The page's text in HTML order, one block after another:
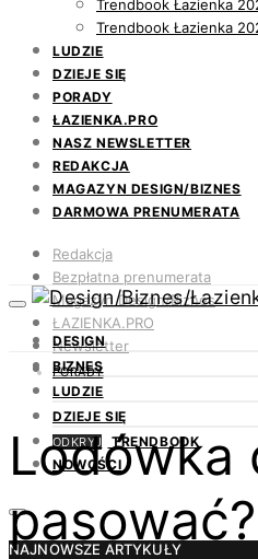
Trendbook Łazienka
Trendbook Łazienka
LUDZIE
DZIEJE SIĘ
PORADY
ŁAZIENKA.PRO
NASZ NEWSLETTER
REDAKCJA
MAGAZYN DESIGN/BIZNES
DARMOWA PRENUMERATA
Redakcja
Bezpłatna prenumerata
Magazyn Design/Biznes
ŁAZIENKA.PRO
Newsletter
Kontakt
DESIGN
BIZNES
LUDZIE
DZIEJE SIĘ
ODKRYJ
TRENDBOOK
NOWOŚCI
NAJNOWSZE ARTYKUŁY
PORADY
Lodówka
pasować?